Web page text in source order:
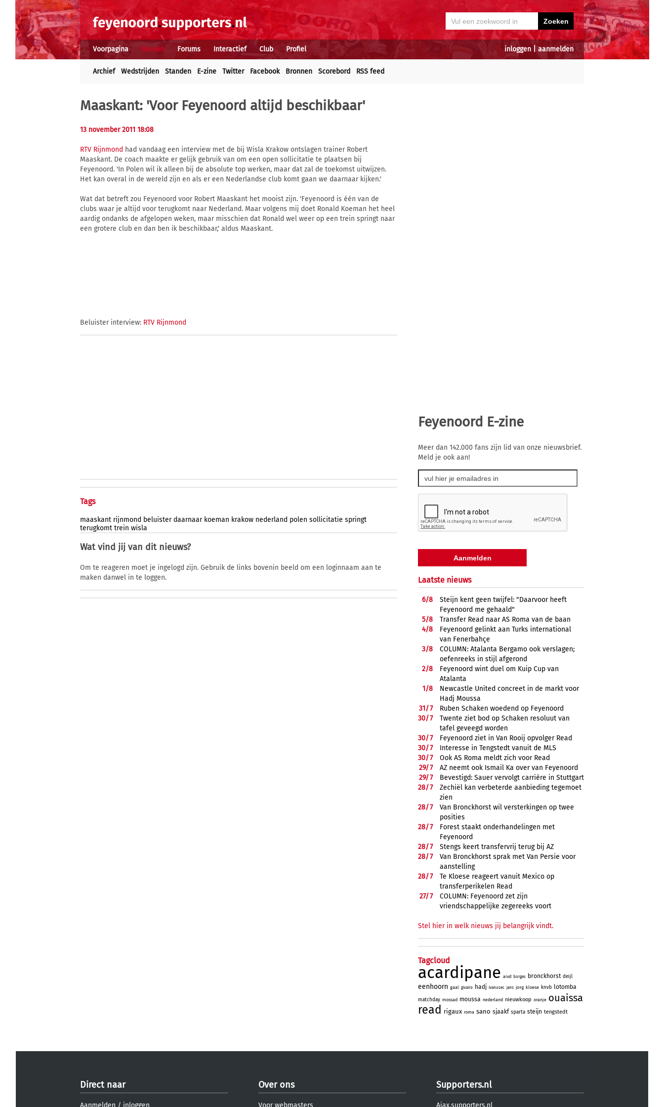
inloggen aanmelden
Voorpagina Nieuws Forums Interactief Club Profiel
Archief Wedstrijden Standen E-zine Twitter Facebook Bronnen Scorebord RSS feed
Maaskant: 'Voor Feyenoord altijd beschikbaar'
13 november 2011 18:08
RTV Rijnmond had vandaag een interview met de bij Wisla Krakow ontslagen trainer Robert
Maaskant. De coach maakte er gelijk gebruik van om een open sollicitatie te plaatsen bij
Feyenoord. 'In Polen wil ik alleen bij de absolute top werken, maar dat zal de toekomst uitwijzen.
Het kan overal in de wereld zijn en als er een Nederlandse club komt gaan we daarnaar kijken.'
Wat dat betreft zou Feyenoord voor Robert Maaskant het mooist zijn. 'Feyenoord is één van de
clubs waar je altijd voor terugkomt naar Nederland. Maar volgens mij doet Ronald Koeman het heel
aardig ondanks de afgelopen weken, maar misschien dat Ronald wel weer op een trein springt naar
een grotere club en dan ben ik beschikbaar,' aldus Maaskant.
Beluister interview: RTV Rijnmond
Tags
maaskant rijnmond beluister daarnaar koeman krakow nederland polen sollicitatie springt
terugkomt trein wisla
Wat vind jij van dit nieuws?
Om te reageren moet je ingelogd zijn. Gebruik de links bovenin beeld om een loginnaam aan te
maken danwel in te loggen.
Feyenoord E-zine
Meer dan 142.000 fans zijn lid van onze nieuwsbrief.
Meld je ook aan!
Laatste nieuws
6/8
Steijn kent geen twijfel: "Daarvoor heeft
Feyenoord me gehaald"
5/8
Transfer Read naar AS Roma van de baan
4/8
Feyenoord gelinkt aan Turks international
van Fenerbahçe
3/8
COLUMN: Atalanta Bergamo ook verslagen;
oefenreeks in stijl afgerond
2/8
Feyenoord wint duel om Kuip Cup van
Atalanta
1/8
Newcastle United concreet in de markt voor
Hadj Moussa
31/7
Ruben Schaken woedend op Feyenoord
30/7
Twente ziet bod op Schaken resoluut van
tafel geveegd worden
30/7
Feyenoord ziet in Van Rooij opvolger Read
30/7
Interesse in Tengstedt vanuit de MLS
30/7
Ook AS Roma meldt zich voor Read
29/7
AZ neemt ook Ismail Ka over van Feyenoord
29/7
Bevestigd: Sauer vervolgt carrière in Stuttgart
28/7
Zechiël kan verbeterde aanbieding tegemoet
zien
28/7
Van Bronckhorst wil versterkingen op twee
posities
28/7
Forest staakt onderhandelingen met
Feyenoord
28/7
Stengs keert transfervrij terug bij AZ
28/7
Van Bronckhorst sprak met Van Persie voor
aanstelling
28/7
Te Kloese reageert vanuit Mexico op
transferperikelen Read
27/7
COLUMN: Feyenoord zet zijn
vriendschappelijke zegereeks voort
Stel hier in welk nieuws jij belangrijk vindt.
Tagcloud
acardipane aivd borges bronckhorst deijl
eenhoorn gaal givairo hadj ivanusec jans jong kloese knvb lotomba
matchday mossad moussa nederland nieuwkoop oranje ouaissa
read rigaux roma sano sjaakf sparta steijn tengstedt
Direct naar
Aanmelden / inloggen
Over ons
Voor webmasters
Supporters.nl
Ajax.supporters.nl